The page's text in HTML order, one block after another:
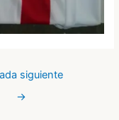
siguiente
→